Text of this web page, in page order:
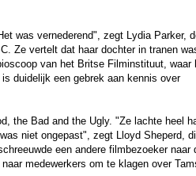
was vernederend", zegt Lydia Parker,
Ze vertelt dat haar dochter in tranen
van het Britse Filminstituut, waar
duidelijk een gebrek aan kennis over
the Bad and the Ugly. "Ze lachte heel
niet ongepast", zegt Lloyd Sheperd,
een andere filmbezoeker naar
medewerkers om te klagen over